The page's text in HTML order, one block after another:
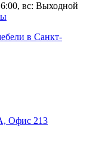
вс: Выходной
Офис 213